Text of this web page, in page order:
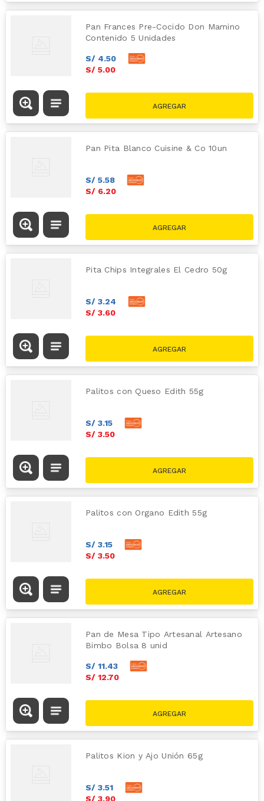
Pan Frances Pre-Cocido Don Mamino
Contenido 5 Unidades
S/ 4.50
S/ 5.00
Pan Pita Blanco Cuisine & Co 10un
S/ 5.58
S/ 6.20
Pita Chips Integrales El Cedro 50g
S/ 3.24
S/ 3.60
Palitos con Queso Edith 55g
S/ 3.15
S/ 3.50
Palitos con Organo Edith 55g
S/ 3.15
S/ 3.50
Pan de Mesa Tipo Artesanal Artesano
Bimbo Bolsa 8 unid
S/ 11.43
S/ 12.70
Palitos Kion y Ajo Unión 65g
S/ 3.51
S/ 3.90